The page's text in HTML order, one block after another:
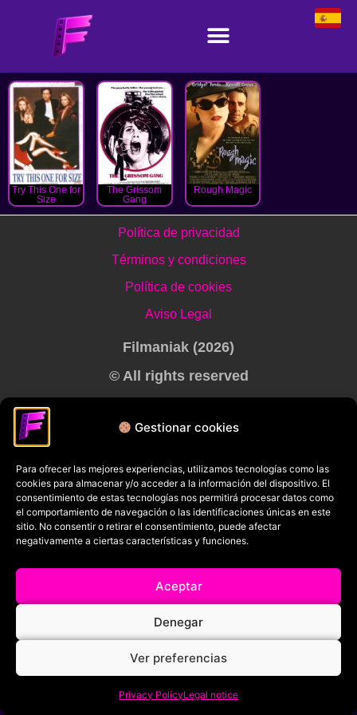
Gestionar cookies
Para ofrecer las mejores experiencias, utilizamos tecnologías como las
cookies para almacenar y/o acceder a la información del dispositivo. El
consentimiento de estas tecnologías nos permitirá procesar datos como
el comportamiento de navegación o las identificaciones únicas en este
sitio. No consentir o retirar el consentimiento, puede afectar
negativamente a ciertas características y funciones.
Aceptar
Denegar
Ver preferencias
Privacy PolicyLegal notice
Try This One for
Size
The Grissom
Gang
Rough Magic
Política de privacidad
Términos y condiciones
Política de cookies
Aviso Legal
Filmaniak (2026)
© All rights reserved